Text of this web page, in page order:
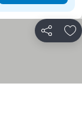
Partilhar